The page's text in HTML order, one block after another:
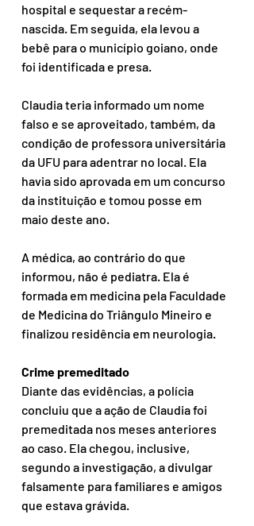
hospital e sequestar a recém-
nascida. Em seguida, ela levou a
bebê para o município goiano, onde
foi identificada e presa.
Claudia teria informado um nome
falso e se aproveitado, também, da
condição de professora universitária
da UFU para adentrar no local. Ela
havia sido aprovada em um concurso
da instituição e tomou posse em
maio deste ano.
A médica, ao contrário do que
informou, não é pediatra. Ela é
formada em medicina pela Faculdade
de Medicina do Triângulo Mineiro e
finalizou residência em neurologia.
Crime premeditado
Diante das evidências, a polícia
concluiu que a ação de Claudia foi
premeditada nos meses anteriores
ao caso. Ela chegou, inclusive,
segundo a investigação, a divulgar
falsamente para familiares e amigos
que estava grávida.